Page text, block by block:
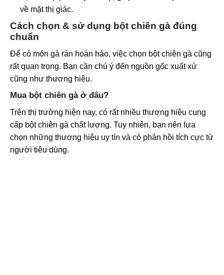
về mặt thị giác.
Cách chọn & sử dụng bột chiên gà đúng
chuẩn
Để có món gà rán hoàn hảo, việc chọn bột chiên gà cũng
rất quan trọng. Bạn cần chú ý đến nguồn gốc xuất xứ
cũng như thương hiệu.
Mua bột chiên gà ở đâu?
Trên thị trường hiện nay, có rất nhiều thương hiệu cung
cấp bột chiên gà chất lượng. Tuy nhiên, bạn nên lựa
chọn những thương hiệu uy tín và có phản hồi tích cực từ
người tiêu dùng.